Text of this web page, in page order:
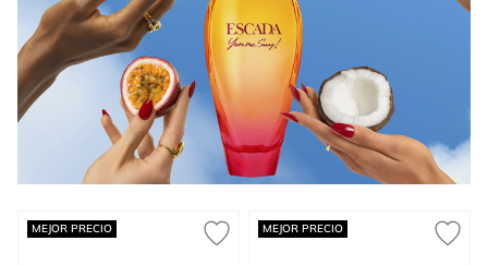
Press to skip carousel
MEJOR PRECIO MEJOR PRECIO